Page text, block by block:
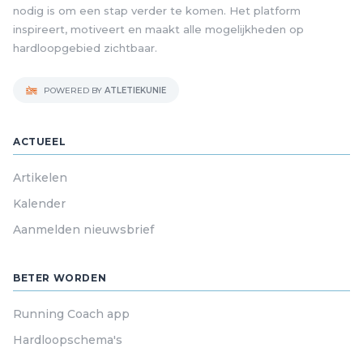
nodig is om een stap verder te komen. Het platform
inspireert, motiveert en maakt alle mogelijkheden op
hardloopgebied zichtbaar.
POWERED BY ATLETIEKUNIE
ACTUEEL
Artikelen
Kalender
Aanmelden nieuwsbrief
BETER WORDEN
Running Coach app
Hardloopschema's